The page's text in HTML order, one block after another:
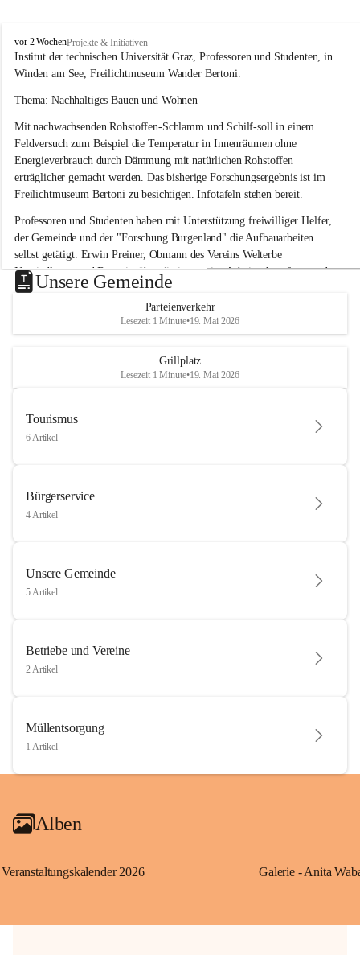
W
i
n
e
a
m
S
e
e
vor 2 WochenProjekte & Initiativen
Institut der technischen Universität Graz, Professoren und Studenten, in
Winden am See, Freilichtmuseum Wander Bertoni.
Thema: Nachhaltiges Bauen und Wohnen
Mit nachwachsenden Rohstoffen-Schlamm und Schilf-soll in einem
Feldversuch zum Beispiel die Temperatur in Innenräumen ohne
Energieverbrauch durch Dämmung mit natürlichen Rohstoffen
erträglicher gemacht werden. Das bisherige Forschungsergebnis ist im
Freilichtmuseum Bertoni zu besichtigen. Infotafeln stehen bereit.
Professoren und Studenten haben mit Unterstützung freiwilliger Helfer,
der Gemeinde und der "Forschung Burgenland" die Aufbauarbeiten
selbst getätigt. Erwin Preiner, Obmann des Vereins Welterbe
Neusiedlersee und Bgm. ist über die innovative Arbeit sehr erfreut und
hofft auf baldige praktische Anwendung der Forschungsergebnisse.
Gerade in Zeiten des Klimawandels ist jede technologische Innovation
wichtig!
Unsere Gemeinde
Parteienverkehr
Lesezeit 1 Minute•19. Mai 2026
Grillplatz
Lesezeit 1 Minute•19. Mai 2026
Tourismus
6 Artikel
Bürgerservice
4 Artikel
Unsere Gemeinde
5 Artikel
Betriebe und Vereine
2 Artikel
Müllentsorgung
1 Artikel
Alben
Veranstaltungskalender 2026 Galerie - Anita